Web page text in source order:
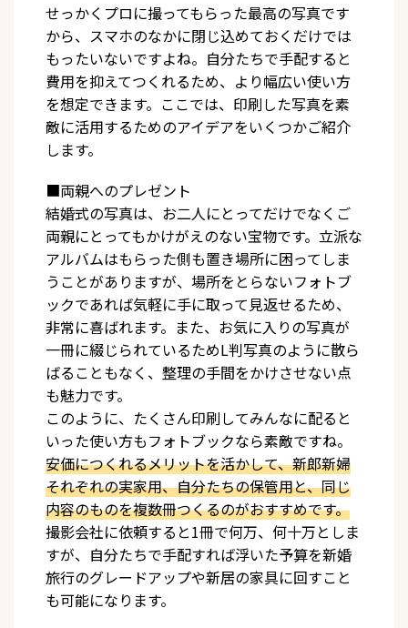
せっかくプロに撮ってもらった最高の写真です
から、スマホのなかに閉じ込めておくだけでは
もったいないですよね。自分たちで手配すると
費用を抑えてつくれるため、より幅広い使い方
を想定できます。ここでは、印刷した写真を素
敵に活用するためのアイデアをいくつかご紹介
します。
■両親へのプレゼント
結婚式の写真は、お二人にとってだけでなくご
両親にとってもかけがえのない宝物です。立派な
アルバムはもらった側も置き場所に困ってしま
うことがありますが、場所をとらないフォトブ
ックであれば気軽に手に取って見返せるため、
非常に喜ばれます。また、お気に入りの写真が
一冊に綴じられているためL判写真のように散ら
ばることもなく、整理の手間をかけさせない点
も魅力です。
このように、たくさん印刷してみんなに配ると
いった使い方もフォトブックなら素敵ですね。
安価につくれるメリットを活かして、新郎新婦
それぞれの実家用、自分たちの保管用と、同じ
内容のものを複数冊つくるのがおすすめです。
撮影会社に依頼すると1冊で何万、何十万としま
すが、自分たちで手配すれば浮いた予算を新婚
旅行のグレードアップや新居の家具に回すこと
も可能になります。